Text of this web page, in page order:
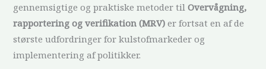
gennemsigtige og praktiske metoder tilOvervågning,
rapportering og verifikation (MRV) er fortsat en af de
største udfordringer for kulstofmarkeder og
implementering af politikker.